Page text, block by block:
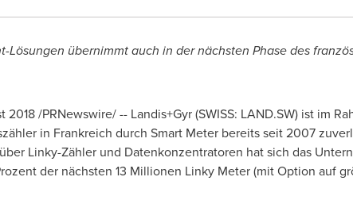
übernimmt auch in der nächsten Phase des
2018/PRNewswire/ -- Landis+Gyr (SWISS: LAND.SW) ist im
in Frankreich durch Smart Meter bereits seit 2007
Linky-Zähler und Datenkonzentratoren hat sich das
der nächsten 13 Millionen Linky Meter (mit Option auf